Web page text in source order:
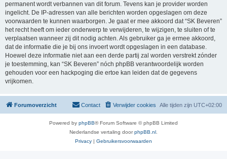
permanent wordt verbannen van dit forum. Tevens kan je provider worden
ingelicht. De IP-adressen van alle berichten worden opgeslagen om deze
voorwaarden te kunnen waarborgen. Je gaat er mee akkoord dat “SK Beveren”
het recht heeft om ieder onderwerp te verwijderen, te wijzigen, te sluiten of te
verplaatsen wanneer zij dit nodig achten. Als gebruiker ga je ermee akkoord,
dat de informatie die je bij ons invoert wordt opgeslagen in een database.
Hoewel deze informatie niet aan een derde partij zal worden verstrekt zónder
je toestemming, kan “SK Beveren” nóch phpBB verantwoordelijk worden
gehouden voor een hackpoging die ertoe kan leiden dat de gegevens
vrijkomen.
Forumoverzicht Alle tijden zijn UTC+02:00
Verwijder cookies
Contact
Powered by phpBB® Forum Software © phpBB Limited
Nederlandse vertaling doorphpBB.nl
Privacy | Gebruikersvoorwaarden